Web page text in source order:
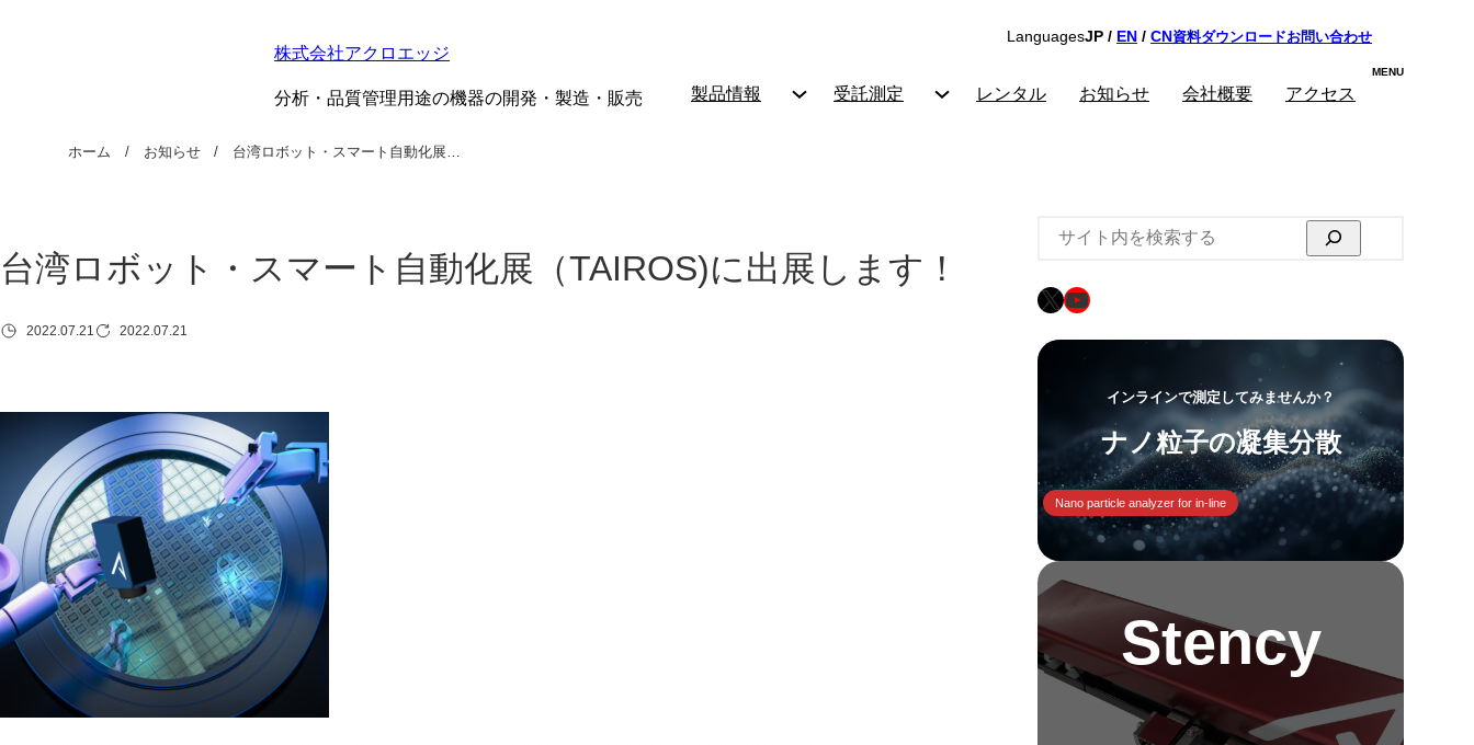
株式会社アクロエッジ
分析・品質管理用途の機器の開発・製造・販売
LanguagesJP / EN / CN 資料ダウンロードお問い合わせ
製品情報 受託測定 レンタル お知らせ 会社概要 アクセス
ホーム お知らせ 台湾ロボット・スマート自動化展…
台湾ロボット・スマート自動化展（TAIROS)に出展します！
2022.07.21 2022.07.21
X YouTube
インラインで測定してみませんか？
ナノ粒子の凝集分散
Nano particle analyzer for in-line
Stency